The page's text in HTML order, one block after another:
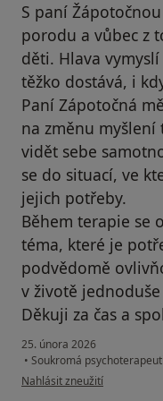
S paní
porodu a vůbec z
děti. Hlava
těžko dostává, i
Paní Zápotočná
na změnu myšlení
vidět sebe
se do situací, ve
jejich potřeby.
Během terapie se
téma, které je
podvědomě
v životě
Děkuji za čas a
25. února 2026
• Soukromá
podle názoru uživatele D.
Nahlásit zneužití